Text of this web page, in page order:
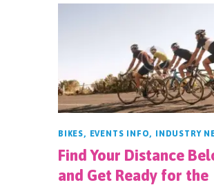
BIKES, EVENTS INFO, INDUSTRY
Find Your Distance
and Get Ready for the